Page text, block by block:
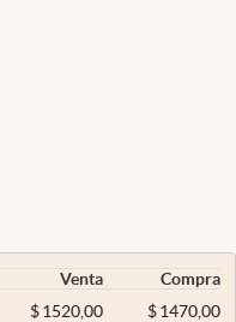
Venta
Compra
$ 1520,00 $1470,00